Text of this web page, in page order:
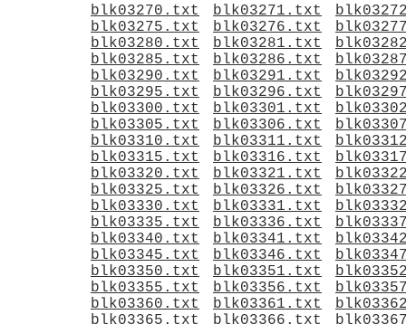
blk03270.txt
blk03271.txt
blk03275.txt
blk03276.txt
blk03280.txt
blk03281.txt
blk03285.txt
blk03286.txt
blk03290.txt
blk03291.txt
blk03295.txt
blk03296.txt
blk03300.txt
blk03301.txt
blk03305.txt
blk03306.txt
blk03310.txt
blk03311.txt
blk03315.txt
blk03316.txt
blk03320.txt
blk03321.txt
blk03325.txt
blk03326.txt
blk03330.txt
blk03331.txt
blk03335.txt
blk03336.txt
blk03340.txt
blk03341.txt
blk03345.txt
blk03346.txt
blk03350.txt
blk03351.txt
blk03355.txt
blk03356.txt
blk03360.txt
blk03361.txt
blk03365.txt
blk03366.txt